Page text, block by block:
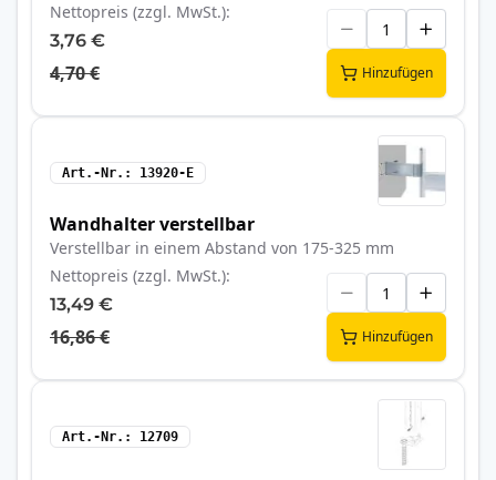
Nettopreis (zzgl. MwSt.)
3,76 €
4,70 € Hinzufügen
Art.-Nr. 13920-E
Wandhalter verstellbar
Verstellbar in einem Abstand von 175-325 mm
Nettopreis (zzgl. MwSt.)
13,49 €
16,86 € Hinzufügen
Art.-Nr. 12709